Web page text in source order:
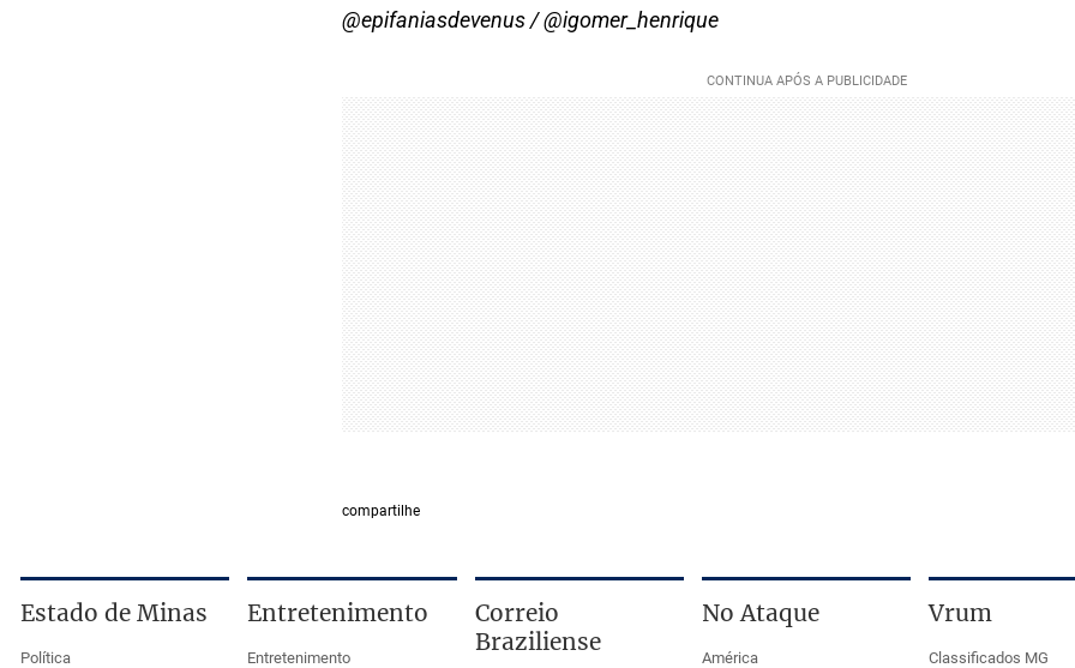
@epifaniasdevenus / @igomer_henrique
compartilhe
Estado de Minas
Política
Entretenimento
Entretenimento
Correio
Braziliense
No Ataque
América
Vrum
Classificados MG